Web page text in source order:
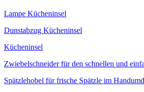
Lampe Kücheninsel
Dunstabzug Kücheninsel
Kücheninsel
Zwiebelschneider für den schnellen und
Spätzlehobel für frische Spätzle im